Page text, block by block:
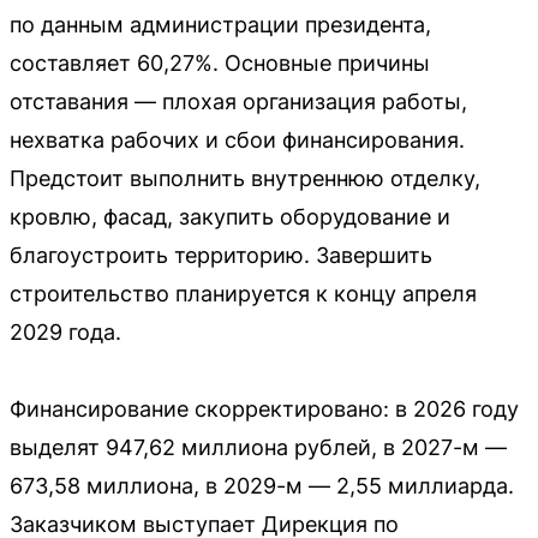
по данным администрации президента,
составляет 60,27%. Основные причины
отставания — плохая организация работы,
нехватка рабочих и сбои финансирования.
Предстоит выполнить внутреннюю отделку,
кровлю, фасад, закупить оборудование и
благоустроить территорию. Завершить
строительство планируется к концу апреля
2029 года.
Финансирование скорректировано: в 2026 году
выделят 947,62 миллиона рублей, в 2027-м —
673,58 миллиона, в 2029-м — 2,55 миллиарда.
Заказчиком выступает Дирекция по